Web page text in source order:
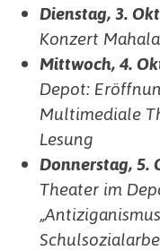
Dienstag, 3.
Konzert
Mittwoch, 4.
Depot:
Multimediale
Lesung
Donnerstag, 5.
Theater im